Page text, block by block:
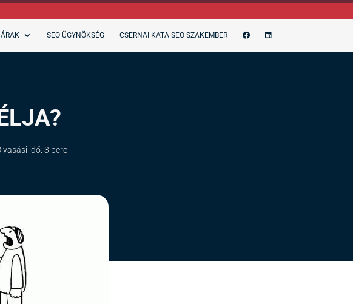
SEO ÜGYNÖKSÉG CSERNAI KATA SEO SZAKEMBER
idő: 3 perc